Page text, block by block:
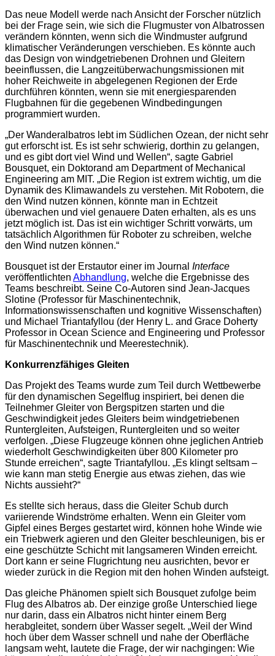
Das neue Modell werde nach Ansicht der Forscher nützlich
bei der Frage sein, wie sich die Flugmuster von Albatrossen
verändern könnten, wenn sich die Windmuster aufgrund
klimatischer Veränderungen verschieben. Es könnte auch
das Design von windgetriebenen Drohnen und Gleitern
beeinflussen, die Langzeitüberwachungsmissionen mit
hoher Reichweite in abgelegenen Regionen der Erde
durchführen könnten, wenn sie mit energiesparenden
Flugbahnen für die gegebenen Windbedingungen
programmiert wurden.
„Der Wanderalbatros lebt im Südlichen Ozean, der nicht sehr
gut erforscht ist. Es ist sehr schwierig, dorthin zu gelangen,
und es gibt dort viel Wind und Wellen“, sagte Gabriel
Bousquet, ein Doktorand am Department of Mechanical
Engineering am MIT. „Die Region ist extrem wichtig, um die
Dynamik des Klimawandels zu verstehen. Mit Robotern, die
den Wind nutzen können, könnte man in Echtzeit
überwachen und viel genauere Daten erhalten, als es uns
jetzt möglich ist. Das ist ein wichtiger Schritt vorwärts, um
tatsächlich Algorithmen für Roboter zu schreiben, welche
den Wind nutzen können.“
Bousquet ist der Erstautor einer im Journal Interface
veröffentlichten Abhandlung, welche die Ergebnisse des
Teams beschreibt. Seine Co-Autoren sind Jean-Jacques
Slotine (Professor für Maschinentechnik,
Informationswissenschaften und kognitive Wissenschaften)
und Michael Triantafyllou (der Henry L. and Grace Doherty
Professor in Ocean Science and Engineering und Professor
für Maschinentechnik und Meerestechnik).
Konkurrenzfähiges Gleiten
Das Projekt des Teams wurde zum Teil durch Wettbewerbe
für den dynamischen Segelflug inspiriert, bei denen die
Teilnehmer Gleiter von Bergspitzen starten und die
Geschwindigkeit jedes Gleiters beim windgetriebenen
Runtergleiten, Aufsteigen, Runtergleiten und so weiter
verfolgen. „Diese Flugzeuge können ohne jeglichen Antrieb
wiederholt Geschwindigkeiten über 800 Kilometer pro
Stunde erreichen“, sagte Triantafyllou. „Es klingt seltsam –
wie kann man stetig Energie aus etwas ziehen, das wie
Nichts aussieht?“
Es stellte sich heraus, dass die Gleiter Schub durch
variierende Windströme erhalten. Wenn ein Gleiter vom
Gipfel eines Berges gestartet wird, können hohe Winde wie
ein Triebwerk agieren und den Gleiter beschleunigen, bis er
eine geschützte Schicht mit langsameren Winden erreicht.
Dort kann er seine Flugrichtung neu ausrichten, bevor er
wieder zurück in die Region mit den hohen Winden aufsteigt.
Das gleiche Phänomen spielt sich Bousquet zufolge beim
Flug des Albatros ab. Der einzige große Unterschied liege
nur darin, dass ein Albatros nicht hinter einem Berg
herabgleitet, sondern über Wasser segelt. „Weil der Wind
hoch über dem Wasser schnell und nahe der Oberfläche
langsam weht, lautete die Frage, der wir nachgingen: Wie